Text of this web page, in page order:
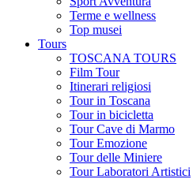
Terme e wellness
Top musei
Tours
TOSCANA TOURS
Film Tour
Itinerari religiosi
Tour in Toscana
Tour in bicicletta
Tour Cave di Marmo
Tour Emozione
Tour delle Miniere
Tour Laboratori Artistici